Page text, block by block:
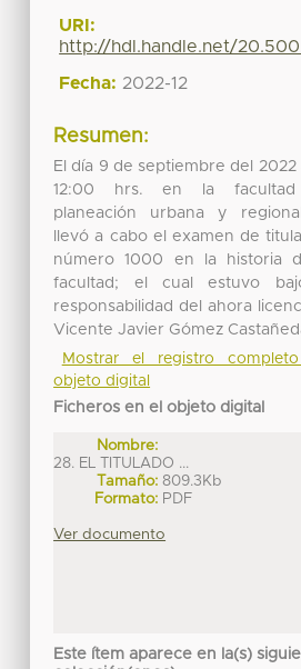
URI:
http://hdl.handle.net/
Fecha: 2022-12
Resumen:
El día 9 de septiembre del 2022
12:00 hrs. en la
planeación urbana y
llevó a cabo el examen de
número 1000 en la historia
facultad; el cual estuvo
responsabilidad del ahora
Vicente Javier Gómez
Mostrar el registro
objeto digital
Ficheros en el objeto digital
Nombre:
28. EL TITULADO ...
Tamaño: 809.3Kb
Formato: PDF
Ver documento
Este ítem aparece en la(s)